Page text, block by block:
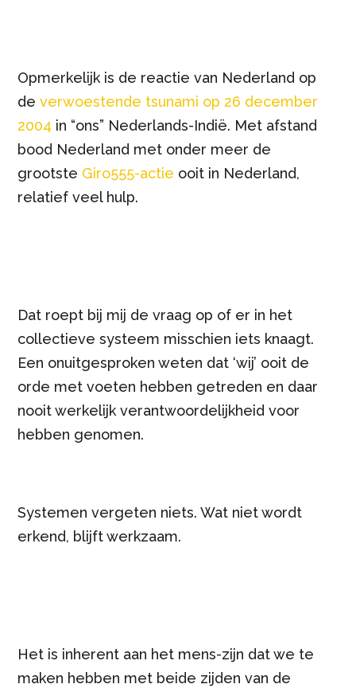
Opmerkelijk is de reactie van Nederland op
deverwoestende tsunami op 26 december
2004 in “ons” Nederlands-Indië. Met afstand
bood Nederland met onder meer de
grootste Giro555-actie ooit in Nederland,
relatief veel hulp.
Dat roept bij mij de vraag op of er in het
collectieve systeem misschien iets knaagt.
Een onuitgesproken weten dat ‘wij’ ooit de
orde met voeten hebben getreden en daar
nooit werkelijk verantwoordelijkheid voor
hebben genomen.
Systemen vergeten niets. Wat niet wordt
erkend, blijft werkzaam.
Het is inherent aan het mens-zijn dat we te
maken hebben met beide zijden van de